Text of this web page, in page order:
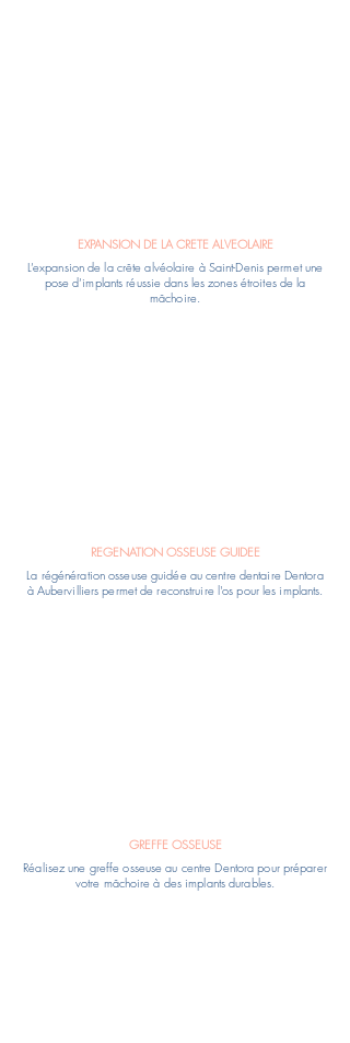
EXPANSION DE LA CRETE ALVEOLAIRE
L’expansion de la crête alvéolaire à Saint-Denis permet une
pose d’implants réussie dans les zones étroites de la
mâchoire.
REGENATION OSSEUSE GUIDEE
La régénération osseuse guidée au centre dentaire Dentora
à Aubervilliers permet de reconstruire l'os pour les implants.
GREFFE OSSEUSE
Réalisez une greffe osseuse au centre Dentora pour préparer
votre mâchoire à des implants durables.